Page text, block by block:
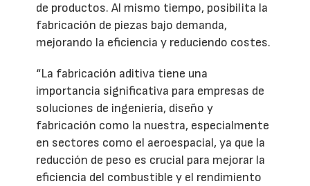
de productos. Al mismo tiempo, posibilita la
fabricación de piezas bajo demanda,
mejorando la eficiencia y reduciendo costes.
“La fabricación aditiva tiene una
importancia significativa para empresas de
soluciones de ingeniería, diseño y
fabricación como la nuestra, especialmente
en sectores como el aeroespacial, ya que la
reducción de peso es crucial para mejorar la
eficiencia del combustible y el rendimiento